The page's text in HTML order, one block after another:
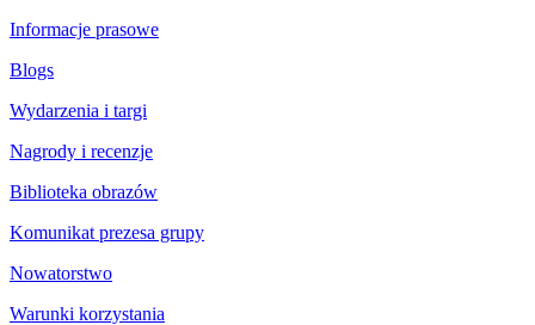
Informacje prasowe
Blogs
Wydarzenia i targi
Nagrody i recenzje
Biblioteka obrazów
Komunikat prezesa grupy
Nowatorstwo
Warunki korzystania